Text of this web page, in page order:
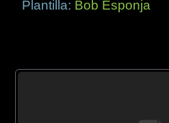
Plantilla: Bob Esponja